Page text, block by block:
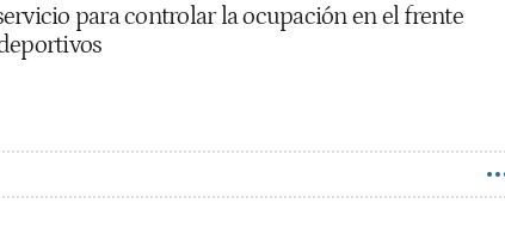
para controlar la ocupación en el frente